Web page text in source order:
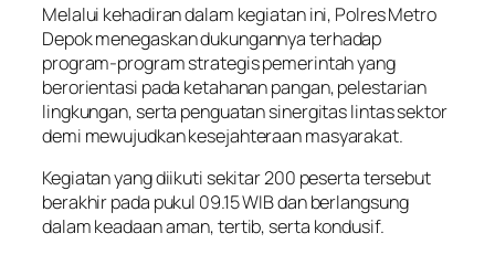
Melalui kehadiran dalam kegiatan ini, Polres Metro
Depok menegaskan dukungannya terhadap
program-program strategis pemerintah yang
berorientasi pada ketahanan pangan, pelestarian
lingkungan, serta penguatan sinergitas lintas sektor
demi mewujudkan kesejahteraan masyarakat.
Kegiatan yang diikuti sekitar 200 peserta tersebut
berakhir pada pukul 09.15 WIB dan berlangsung
dalam keadaan aman, tertib, serta kondusif.